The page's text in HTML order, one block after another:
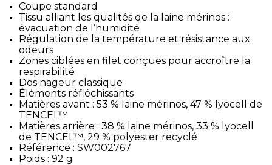
Coupe standard
Tissu alliant les qualités de la laine mérinos :
évacuation de l’humidité
Régulation de la température et résistance aux
odeurs
Zones ciblées en filet conçues pour accroître la
respirabilité
Dos nageur classique
Éléments réfléchissants
Matières avant : 53 % laine mérinos, 47 % lyocell de
TENCEL™
Matières arrière : 38 % laine mérinos, 33 % lyocell
de TENCEL™, 29 % polyester recyclé
Référence : SW002767
Poids : 92 g